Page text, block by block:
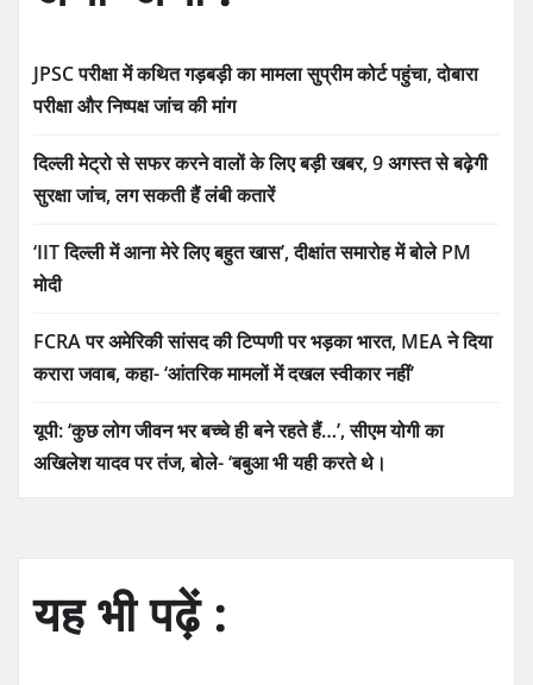
JPSC परीक्षा में कथित गड़बड़ी का मामला सुप्रीम कोर्ट पहुंचा, दोबारा
परीक्षा और निष्पक्ष जांच की मांग
दिल्ली मेट्रो से सफर करने वालों के लिए बड़ी खबर, 9 अगस्त से बढ़ेगी
सुरक्षा जांच, लग सकती हैं लंबी कतारें
‘IIT दिल्ली में आना मेरे लिए बहुत खास’, दीक्षांत समारोह में बोले PM
मोदी
FCRA पर अमेरिकी सांसद की टिप्पणी पर भड़का भारत, MEA ने दिया
करारा जवाब, कहा- ‘आंतरिक मामलों में दखल स्वीकार नहीं’
यूपी: ‘कुछ लोग जीवन भर बच्चे ही बने रहते हैं…’, सीएम योगी का
अखिलेश यादव पर तंज, बोले- ‘बबुआ भी यही करते थे।
यह भी पढ़ें :